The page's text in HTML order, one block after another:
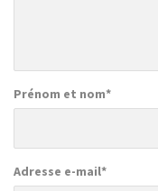
Prénom et nom*
Adresse e-mail*